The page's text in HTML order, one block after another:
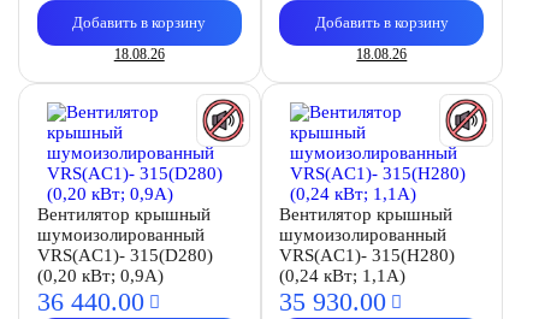
Добавить в корзину
18.08.26
Добавить в корзину
18.08.26
Вентилятор крышный
шумоизолированный
VRS(AC1)- 315(D280)
(0,20 кВт; 0,9А)
36 440.00
Вентилятор крышный
шумоизолированный
VRS(AC1)- 315(H280)
(0,24 кВт; 1,1А)
35 930.00